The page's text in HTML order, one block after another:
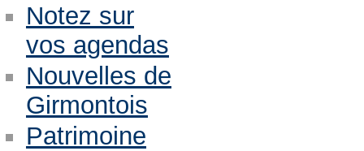
Notez sur
vos agendas
Nouvelles de
Girmontois
Patrimoine